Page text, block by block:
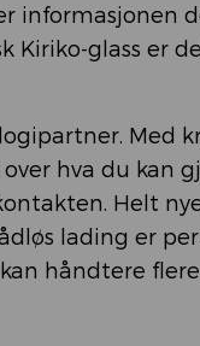
informasjonen
Kiriko-glass er
Med
hva du kan
Helt
lading er
håndtere